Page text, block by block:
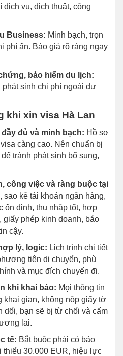
vụ, dịch thuật, công
Business: Minh bạch, trọn
phí ẩn. Báo giá rõ ràng ngay
bảo hiểm du lịch:
phát sinh chi phí ngoài dự
khi xin visa Hà Lan
đủ và minh bạch: Hồ sơ
càng cao. Nên chuẩn bị
tránh phát sinh bổ sung,
công việc và ràng buộc tại
sao kê tài khoản ngân hàng,
ổn định, thu nhập tốt, hợp
giấy phép kinh doanh, báo
cậy.
lý, logic: Lịch trình chi tiết
tiện di chuyển, phù
và mục đích chuyến đi.
khi khai báo: Mọi thông tin
khai gian, không nộp giấy tờ
dối, bạn sẽ bị từ chối và cấm
lai.
tế: Bắt buộc phải có bảo
thiểu 30.000 EUR, hiệu lực